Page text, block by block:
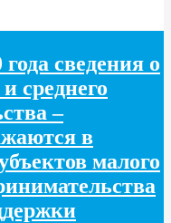
сведения о
среднего
–
в
малого